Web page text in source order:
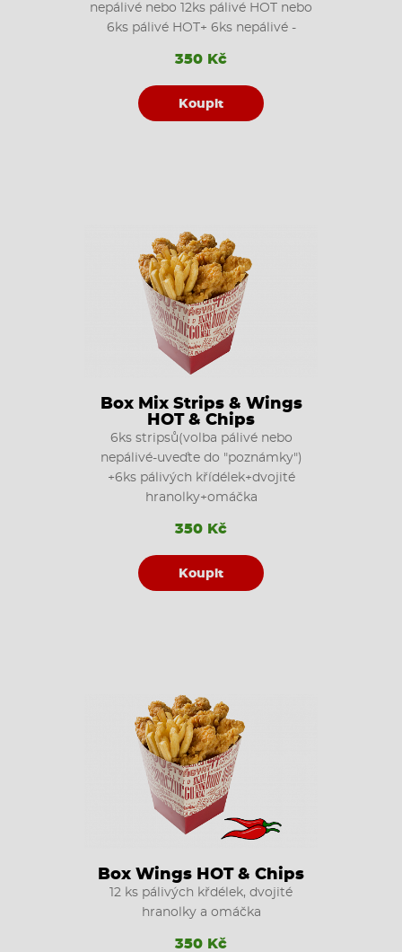
nepálivé nebo 12ks pálivé HOT nebo
6ks pálivé HOT+ 6ks nepálivé -
350 Kč
Koupit
Box Mix Strips & Wings
HOT & Chips
6ks stripsů(volba pálivé nebo
nepálivé-uveďte do "poznámky")
+6ks pálivých křídélek+dvojité
hranolky+omáčka
350 Kč
Koupit
Box Wings HOT & Chips
12 ks pálivých křdélek, dvojité
hranolky a omáčka
350 Kč